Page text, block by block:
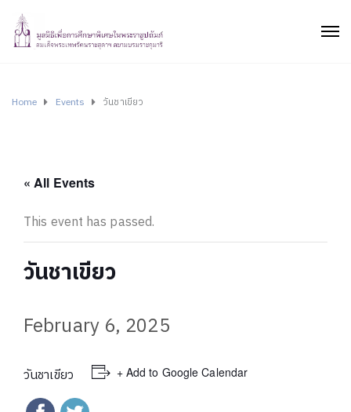
Home Events วันชาเขียว
« All Events
This event has passed.
วันชาเขียว
February 6, 2025
วันชาเขียว + Add to Google Calendar